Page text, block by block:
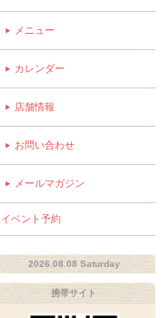
メニュー
カレンダー
店舗情報
お問い合わせ
メールマガジン
イベント予約
2026.08.08 Saturday
携帯サイト